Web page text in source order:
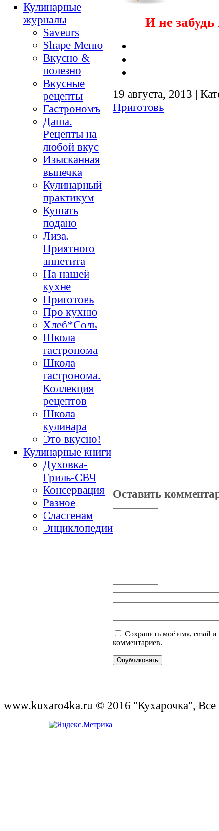
Кулинарные
журналы
Saveurs
Shape Меню
Вкусно &
полезно
Вкусные
рецепты
Гастрономъ
Даша.
Рецепты на
любой вкус
Изысканная
выпечка
Кулинарный
практикум
Кушать
подано
Лиза.
Приятного
аппетита
На нашей
кухне
Приготовь
Про кухню
Хлеб*Соль
Школа
гастронома
Школа
гастронома.
Коллекция
рецептов
Школа
кулинара
Это вкусно!
Кулинарные книги
Духовка-
Гриль-СВЧ
Консервация
Разное
Сластенам
Энциклопедии
И не забудь
19 августа, 2013 |
Приготовь
Оставить
Сохранить моё имя, email и
комментариев.
www.kuxaro4ka.ru © 2016 "Кухарочка",